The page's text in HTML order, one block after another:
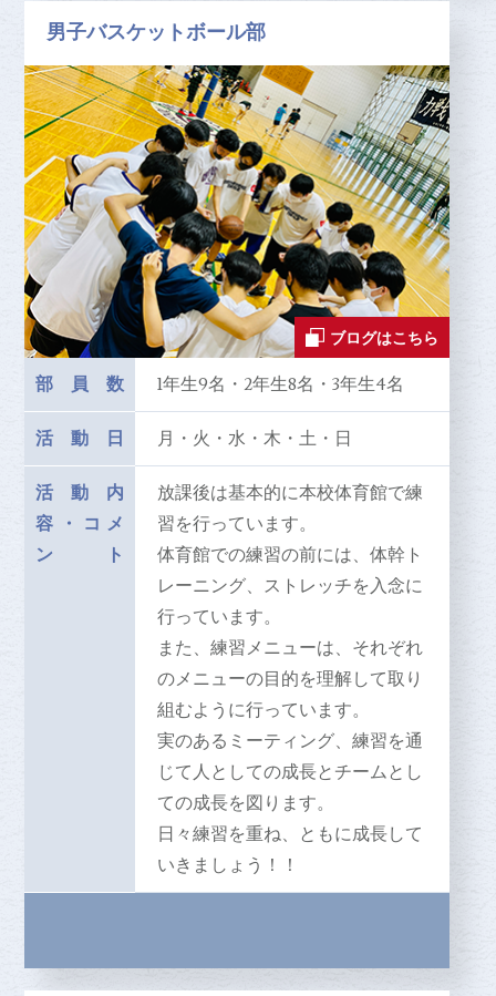
男子バスケットボール部
ブログはこちら
部員数 1年生9名・2年生8名・3年生4名
活動日 月・火・水・木・土・日
活動内
容
・
コメ
ント
放課後は基本的に本校体育館で練
習を行っています。
体育館での練習の前には、体幹ト
レーニング、ストレッチを入念に
行っています。
また、練習メニューは、それぞれ
のメニューの目的を理解して取り
組むように行っています。
実のあるミーティング、練習を通
じて人としての成長とチームとし
ての成長を図ります。
日々練習を重ね、ともに成長して
いきましょう！！